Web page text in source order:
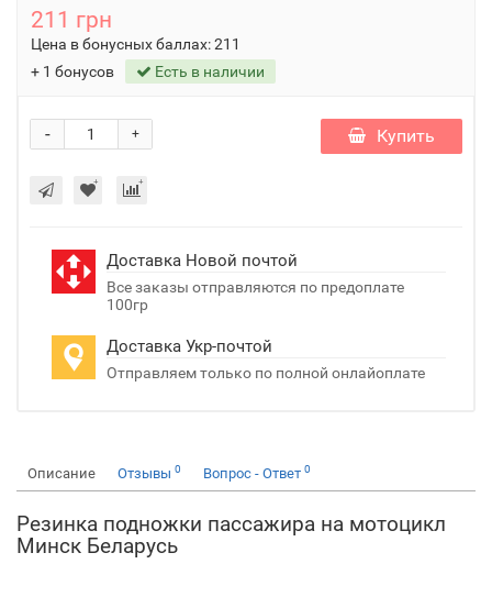
211 грн
Цена в бонусных баллах:211
+ 1 бонусов
Есть в наличии
+
- Купить
Доставка Новой почтой
Все заказы отправляются по предоплате
100гр
Доставка Укр-почтой
Отправляем только по полной онлайоплате
Описание Отзывы 0 Вопрос - Ответ 0
Резинка подножки пассажира на мотоцикл
Минск Беларусь